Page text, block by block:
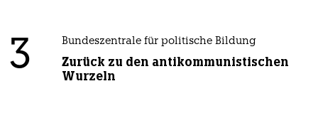
3 Bundeszentrale für politische Bildung
Zurück zu den antikommunistischen
Wurzeln